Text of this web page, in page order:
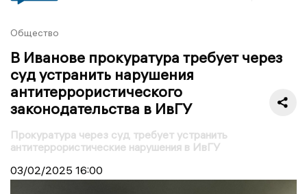
Общество
В Иванове прокуратура требует через
суд устранить нарушения
антитеррористического
законодательства в ИвГУ
Прокуратура через суд требует устранить
антитеррористические нарушения в ИвГУ
03/02/2025 16:00